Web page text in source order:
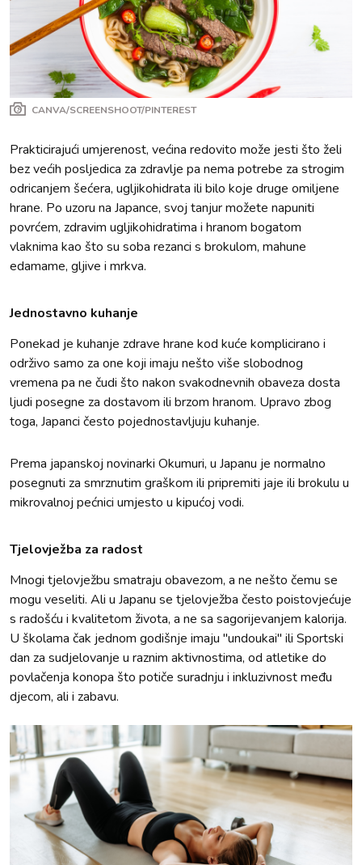
CANVA/SCREENSHOOT/PINTEREST
Prakticirajući umjerenost, većina redovito može jesti što želi
bez većih posljedica za zdravlje pa nema potrebe za strogim
odricanjem šećera, ugljikohidrata ili bilo koje druge omiljene
hrane. Po uzoru na Japance, svoj tanjur možete napuniti
povrćem, zdravim ugljikohidratima i hranom bogatom
vlaknima kao što su soba rezanci s brokulom, mahune
edamame, gljive i mrkva.
Jednostavno kuhanje
Ponekad je kuhanje zdrave hrane kod kuće komplicirano i
održivo samo za one koji imaju nešto više slobodnog
vremena pa ne čudi što nakon svakodnevnih obaveza dosta
ljudi posegne za dostavom ili brzom hranom. Upravo zbog
toga, Japanci često pojednostavljuju kuhanje.
Prema japanskoj novinarki Okumuri, u Japanu je normalno
posegnuti za smrznutim graškom ili pripremiti jaje ili brokulu u
mikrovalnoj pećnici umjesto u kipućoj vodi.
Tjelovježba za radost
Mnogi tjelovježbu smatraju obavezom, a ne nešto čemu se
mogu veseliti. Ali u Japanu se tjelovježba često poistovjećuje
s radošću i kvalitetom života, a ne sa sagorijevanjem kalorija.
U školama čak jednom godišnje imaju "undoukai" ili Sportski
dan za sudjelovanje u raznim aktivnostima, od atletike do
povlačenja konopa što potiče suradnju i inkluzivnost među
djecom, ali i zabavu.